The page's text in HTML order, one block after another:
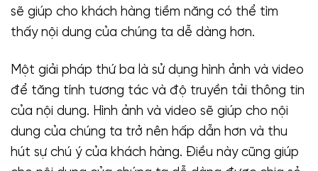
sẽ giúp cho khách hàng tiềm năng có thể tìm
thấy nội dung của chúng ta dễ dàng hơn.
Một giải pháp thứ ba là sử dụng hình ảnh và video
để tăng tính tương tác và độ truyền tải thông tin
của nội dung. Hình ảnh và video sẽ giúp cho nội
dung của chúng ta trở nên hấp dẫn hơn và thu
hút sự chú ý của khách hàng. Điều này cũng giúp